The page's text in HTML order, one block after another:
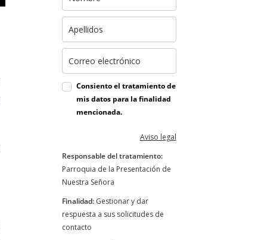
Consiento el tratamiento de
mis datos para la finalidad
mencionada.
Aviso legal
Responsable del tratamiento:
Parroquia de la Presentación de
Nuestra Señora
Finalidad:Gestionar y dar
respuesta a sus solicitudes de
contacto